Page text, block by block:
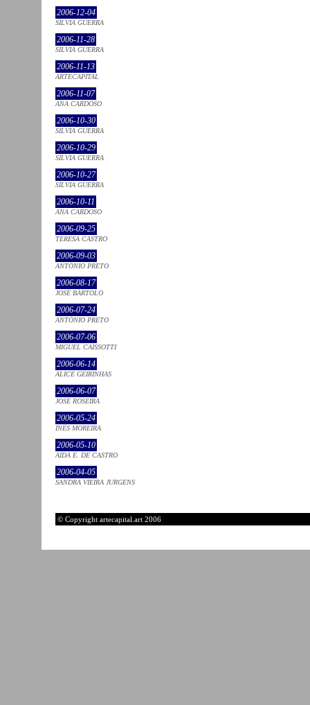
2006-12-04
SÍLVIA GUERRA
2006-11-28
SÍLVIA GUERRA
2006-11-13
ARTECAPITAL
2006-11-07
ANA CARDOSO
2006-10-30
SÍLVIA GUERRA
2006-10-29
SÍLVIA GUERRA
2006-10-27
SÍLVIA GUERRA
2006-10-11
ANA CARDOSO
2006-09-25
TERESA CASTRO
2006-09-03
ANTÓNIO PRETO
2006-08-17
JOSÉ BÁRTOLO
2006-07-24
ANTÓNIO PRETO
2006-07-06
MIGUEL CAISSOTTI
2006-06-14
ALICE GEIRINHAS
2006-06-07
JOSÉ ROSEIRA
2006-05-24
INÊS MOREIRA
2006-05-10
AIDA E. DE CASTRO
2006-04-05
SANDRA VIEIRA JURGENS
© Copyright artecapital.art 2006